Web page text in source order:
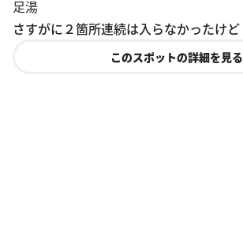
足湯
さすがに２箇所連続は入らなかったけど
このスポットの詳細を見る